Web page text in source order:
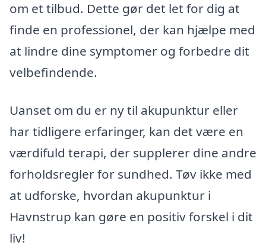
om et tilbud. Dette gør det let for dig at
finde en professionel, der kan hjælpe med
at lindre dine symptomer og forbedre dit
velbefindende.
Uanset om du er ny til akupunktur eller
har tidligere erfaringer, kan det være en
værdifuld terapi, der supplerer dine andre
forholdsregler for sundhed. Tøv ikke med
at udforske, hvordan akupunktur i
Havnstrup kan gøre en positiv forskel i dit
liv!